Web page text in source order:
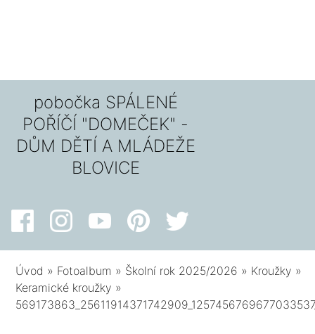
pobočka SPÁLENÉ
POŘÍČÍ "DOMEČEK" -
DŮM DĚTÍ A MLÁDEŽE
BLOVICE
Úvod » Fotoalbum » Školní rok 2025/2026 » Kroužky »
Keramické kroužky »